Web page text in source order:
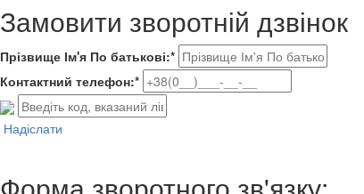
Замовити зворотній дзвінок
Прізвище Ім'я По батькові:*
Контактний телефон:*
Надіслати